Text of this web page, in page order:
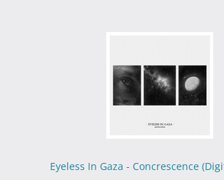
Eyeless In Gaza - Concrescence